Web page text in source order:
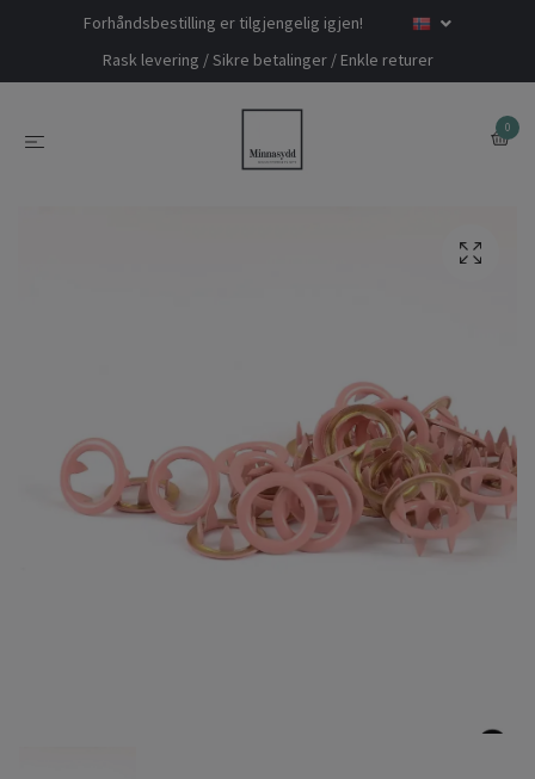
Forhåndsbestilling er tilgjengelig igjen!
Rask levering / Sikre betalinger / Enkle returer
0